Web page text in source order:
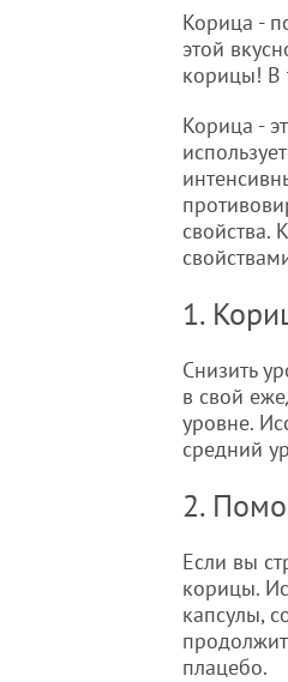
Корица -
этой
корицы! В
Корица -
свойства.
1.
Снизить
в свой
уровне.
средний
2.
Если вы
корицы.
капсулы,
плацебо.